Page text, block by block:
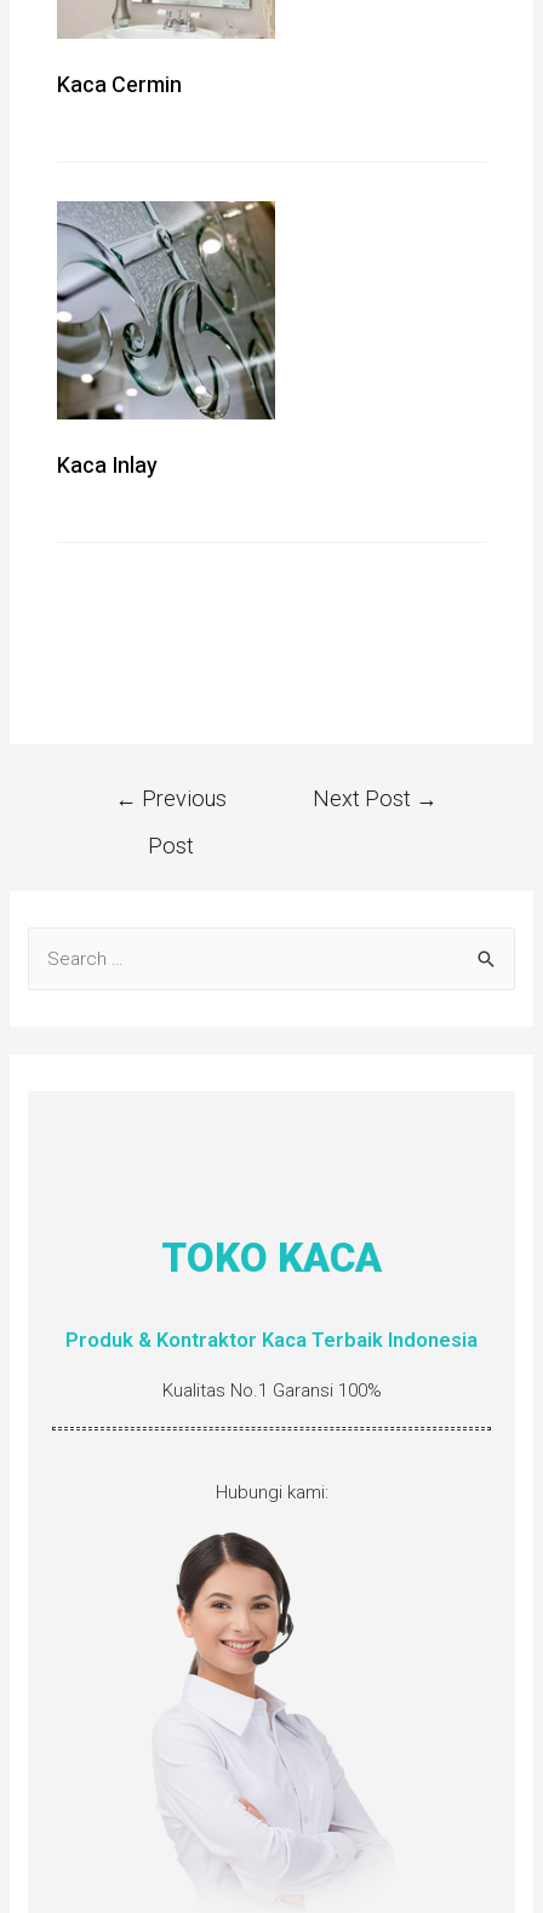
Kaca Cermin
Kaca Inlay
← Previous
Post
Next Post →
TOKO KACA
Produk & Kontraktor Kaca Terbaik Indonesia
Kualitas No.1 Garansi 100%
Hubungi kami: